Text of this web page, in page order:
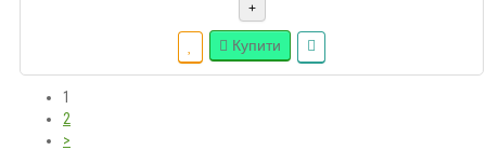
+
Купити
1
2
>